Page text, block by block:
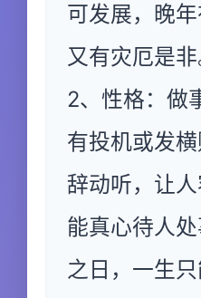
可发展，晚年
又有灾厄是非
2、性格：做
有投机或发
辞动听，让
能真心待人
之日，一生